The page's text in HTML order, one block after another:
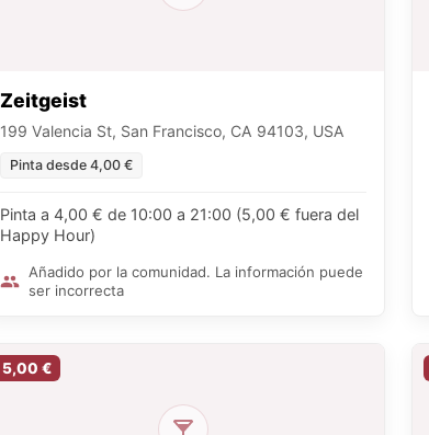
Zeitgeist
199 Valencia St, San Francisco, CA 94103, USA
Pinta desde 4,00 €
Pinta a 4,00 € de 10:00 a 21:00 (5,00 € fuera del
Happy Hour)
Añadido por la comunidad. La información puede
ser incorrecta
5,00 €